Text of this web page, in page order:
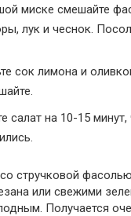
миске смешайте
лук и чеснок.
сок лимона и
салат на 10-15
стручковой
или свежими
Получается